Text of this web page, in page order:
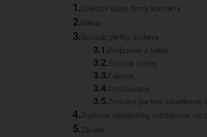
Dôležité údaje firmy, kontakty
Nákup
Spôsob platby, dodania
Prepravné a balné
Spôsob platby
Faktúra
Doručovanie
Zmluvný partner zásielkovej
Zrušenie objednávky, odstúpenie od
Záruka